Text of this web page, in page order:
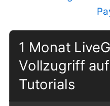
1 Monat
Vollzugriff
Tutorials